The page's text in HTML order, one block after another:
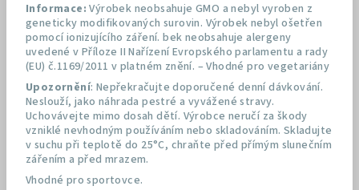
Informace: Výrobek neobsahuje GMO a nebyl vyroben z
geneticky modifikovaných surovin. Výrobek nebyl ošetřen
pomocí ionizujícího záření. bek neobsahuje alergeny
uvedené v Příloze II Nařízení Evropského parlamentu a rady
(EU) č.1169/2011 v platném znění. – Vhodné pro vegetariány
Upozornění: Nepřekračujte doporučené denní dávkování.
Neslouží, jako náhrada pestré a vyvážené stravy.
Uchovávejte mimo dosah dětí. Výrobce neručí za škody
vzniklé nevhodným používáním nebo skladováním. Skladujte
v suchu při teplotě do 25°C, chraňte před přímým slunečním
zářením a před mrazem.
Vhodné pro sportovce.